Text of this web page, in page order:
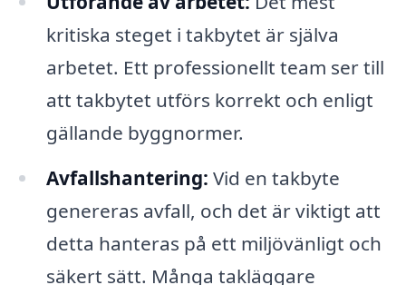
kritiska steget i takbytet är själva
arbetet. Ett professionellt team ser till
att takbytet utförs korrekt och enligt
gällande byggnormer.
Avfallshantering: Vid en takbyte
genereras avfall, och det är viktigt att
detta hanteras på ett miljövänligt och
säkert sätt. Många takläggare